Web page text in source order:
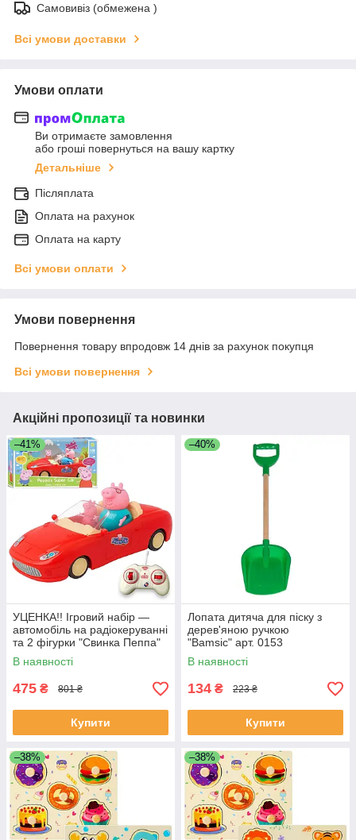
Самовивіз (обмежена )
Всі умови доставки
Умови оплати
Ви отримаєте замовлення
або гроші повернуться на вашу картку
Детальніше
Післяплата
Оплата на рахунок
Оплата на карту
Всі умови оплати
Умови повернення
Повернення товару впродовж 14 днів за рахунок покупця
Всі умови повернення
Акційні пропозиції та новинки
–41%
УЦЕНКА!! Ігровий набір —
автомобіль на радіокеруванні
та 2 фігурки "Свинка Пеппа"
(Peppa Pig) арт. 000-1
В наявності
475 ₴ 801 ₴
Купити
–40%
Лопата дитяча для піску з
дерев'яною ручкою
"Bamsic" арт. 0153
В наявності
134 ₴ 223 ₴
Купити
–38% –38%